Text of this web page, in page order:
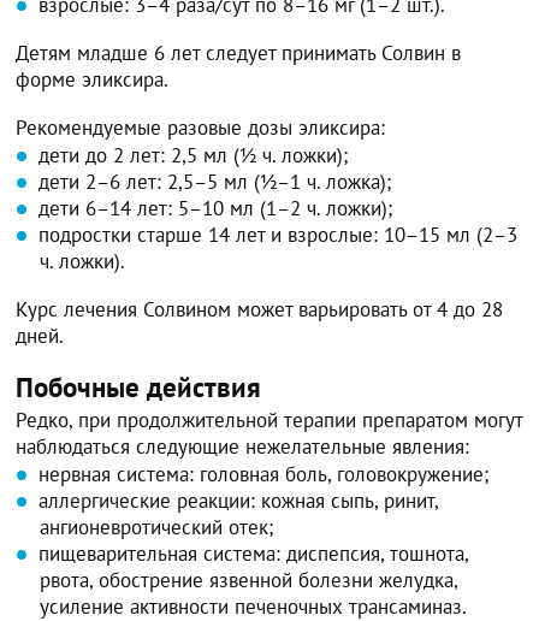
Детям младше 6 лет следует принимать Солвин в
форме эликсира.
Рекомендуемые разовые дозы эликсира:
дети до 2 лет: 2,5 мл (½ ч. ложки);
дети 2–6 лет: 2,5–5 мл (½–1 ч. ложка);
дети 6–14 лет: 5–10 мл (1–2 ч. ложки);
подростки старше 14 лет и взрослые: 10–15 мл (2–3
ч. ложки).
Курс лечения Солвином может варьировать от 4 до 28
дней.
Побочные действия
Редко, при продолжительной терапии препаратом могут
наблюдаться следующие нежелательные явления:
нервная система: головная боль, головокружение;
аллергические реакции: кожная сыпь, ринит,
ангионевротический отек;
пищеварительная система: диспепсия, тошнота,
рвота, обострение язвенной болезни желудка,
усиление активности печеночных трансаминаз.